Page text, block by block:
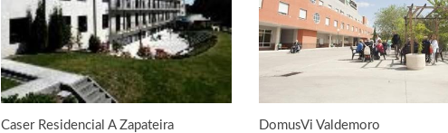
Caser Residencial A Zapateira
DomusVi Valdemoro